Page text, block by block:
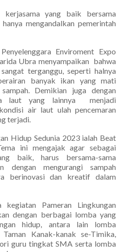
kerjasama yang baik bersama
mengandalkan pemerintah
Enviroment Expo
Ubra menyampaikan bahwa
terganggu, seperti halnya
banyak ikan yang mati
Demikian juga dengan
laut yang lainnya menjadi
air laut ulah pencemaran
terjadi.
Hidup Sedunia 2023 ialah Beat
ini mengajak agar sebagai
baik, harus bersama-sama
dengan mengurangi sampah
berinovasi dan kreatif dalam
Pameran Lingkungan
dengan berbagai lomba yang
hidup, antara lain lomba
Kanak-kanak se-Timika,
guru tingkat SMA serta lomba